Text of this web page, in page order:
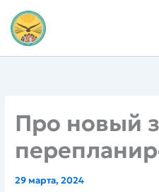
содержимому
Про новый
29 марта, 2024